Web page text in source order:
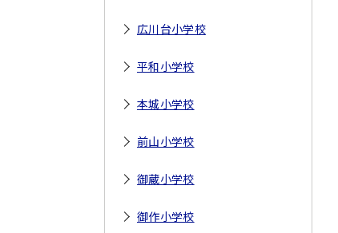
広川台小学校
平和小学校
本城小学校
前山小学校
御蔵小学校
御作小学校